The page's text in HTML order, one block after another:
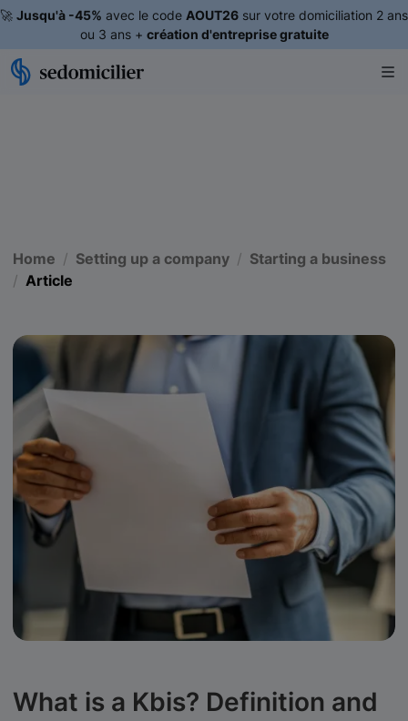
🚀 Jusqu'à -45% avec le code AOUT26 sur votre domiciliation 2 ans
ou 3 ans + création d'entreprise gratuite
Home Setting up a company
Starting a business
Article
What is a Kbis? Definition and